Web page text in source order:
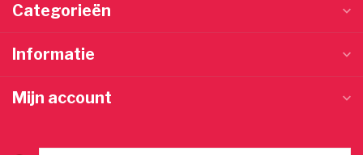
Categorieën
Informatie
Mijn account